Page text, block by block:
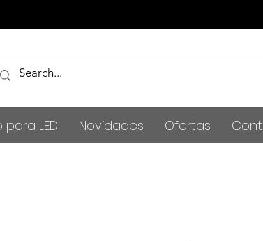
LED Novidades Ofertas